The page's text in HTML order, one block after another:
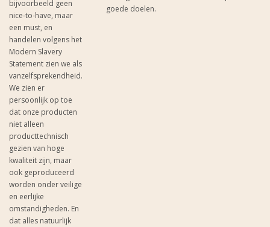
bijvoorbeeld geen
nice-to-have, maar
een must, en
handelen volgens het
Modern Slavery
Statement zien we als
vanzelfsprekendheid.
We zien er
persoonlijk op toe
dat onze producten
niet alleen
producttechnisch
gezien van hoge
kwaliteit zijn, maar
ook geproduceerd
worden onder veilige
en eerlijke
omstandigheden. En
dat alles natuurlijk
goede doelen.